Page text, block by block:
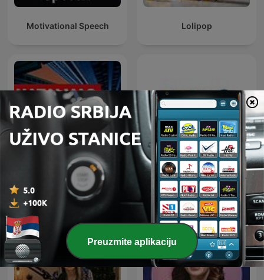
Motivational Speech Lolipop
Hatalmas Arcok Ja, Preduzetnik
Preuzmite aplikaciju